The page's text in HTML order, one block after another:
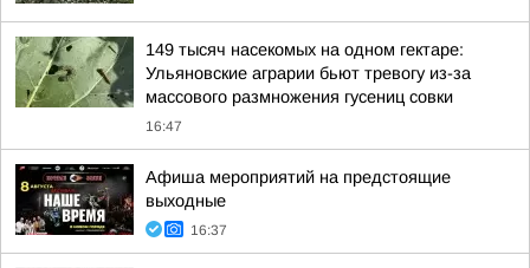
149 тысяч насекомых на одном гектаре:
Ульяновские аграрии бьют тревогу из-за
массового размножения гусениц совки
16:47
Афиша мероприятий на предстоящие
выходные
16:37